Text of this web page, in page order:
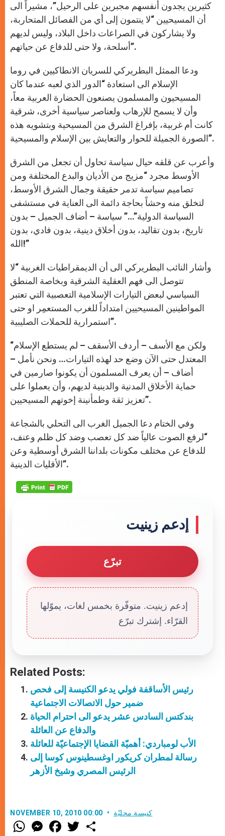
كثيرين يجدون أنفسهم مجبرين على الرحيل”، مشيراً الى
أن المسيحيين “لا ينتمون إلى أي من الفصائل المتحاربة،
ولا يشاركون في الصراعات داخل البلاد، وليس لديهم
أسلحة، ولا حتى للدفاع عن حياتهم”.
ودعا الممثل البطريركي للسريان الانطاكيين في روما
الإسلام الى استعادة “الدور الذي لعبه عندما كان
المسيحيون والمسلمون يصنعون الحضارة العربية معاً،
وأن لا يسمح للإرهاب ولعناصر سياسية أخرى، شرقية
كانت أم غربية، بإفراغ الشرق من المسيحية وبتشويه هذه
الصورة الجميلة للحوار والتعايش بين الإسلام والمسيحية”.
وأعرب عن قلقه حيال سياسة تحاول أن تجعل من الشرق
الأوسط مجرد “مزيج من الأديان والبدع المختلفة ومن
تصاميم سياسة تدمر حقيقة وجمال الشرق الأوسط،
لتخلق منه وحشاً بحاجة دائمة الى العناية في مستشفى
السياسة الدولية”…” سياسة – أضاف الجميل – بدون
تاريخ، بدون تقاليد، بدون أخلاق دينية، بدون فادي، بدون
الله!”
وأشار النائب البطريركي الى أن الديمقراطيات الغربية “لا
تتوصل الى فهم العقلية الشرقية وبخاصة المنطق
السياسي لبعض التيارات الإسلامية التعصبية التي تعتبر
المواطينين المسيحيين امتداداً للغرب المستعمِر او حتى
استمرارية للحملات الصليبية”.
“ولكن مع الأسف – أردف الأسقف – لم يستطع الإسلام
المعتدل حتى الآن وضع حد لهذه التيارات… ونحن نأمل –
أضاف – أن يعرف المسلمون أن يكونوا صارمين في
حماية الأخلاق المدنية والدينية لديهم، وأن يعملوا على
تعزيز ثقة وطمأنينة إخوتهم المسيحيين”.
وفي الختام دعا الجميل الغرب الى التحلي بالشجاعة
“لرفع الصوت عالياً ضد كل تعصب وضد كل ظلم وعنف،
للدفاع عن مختلف مكونات بلداننا الشرق أوسطية وعن
الأقليات الدينية”.
إدعم زينيت
تبرّع
إدعم زينيت. متوفّرة بخمس لغات، يموّلها
القرّاء. إشترك تبرّع
Related Posts:
رئيس الأساقفة فولي يدعو الكنيسة إلى فحص
ضمير حول الاتصالات الاجتماعية
بندكتس السادس عشر يدعو الى احترام الحياة
والدفاع عن العائلة
الأب لومباردي: أهميّة القضايا الإجتماعيّة للعائلة
رسالة لمطران كريكور اوغسطينوس كوسا إلى
الرئيس المصري وشيخ الأزهر
NOVEMBER 10, 2010 00:00 كنيسة محليّة
W
h
M
e
F
a w